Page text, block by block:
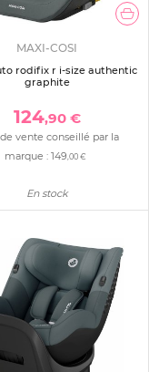
MAXI-COSI
rodifix r i-size authentic
graphite
124,90 €
vente conseillé par la
marque : 149 ,00 €
En stock